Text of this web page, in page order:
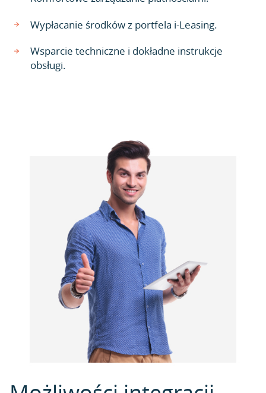
Wypłacanie środków z portfela i-Leasing.
Wsparcie techniczne i dokładne instrukcje
obsługi.